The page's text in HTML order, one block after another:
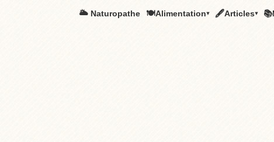
🌥️ Naturopathe 🍽Alimentation▾ 🖋Articles▾